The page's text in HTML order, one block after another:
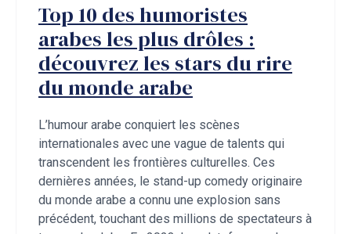
Top 10 des humoristes
arabes les plus drôles :
découvrez les stars du rire
du monde arabe
L’humour arabe conquiert les scènes
internationales avec une vague de talents qui
transcendent les frontières culturelles. Ces
dernières années, le stand-up comedy originaire
du monde arabe a connu une explosion sans
précédent, touchant des millions de spectateurs à